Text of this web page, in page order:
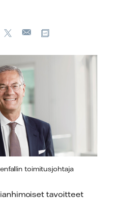
LinkedIn
Sähköposti
toimitusjohtaja
tavoitteet